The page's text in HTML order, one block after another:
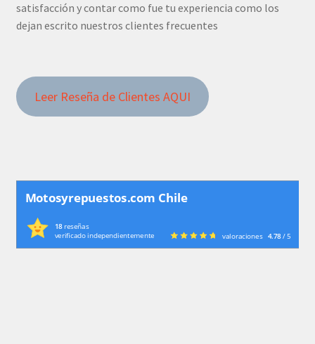
satisfacción y contar como fue tu experiencia como los
dejan escrito nuestros clientes frecuentes
Leer Reseña de Clientes AQUI
Motosyrepuestos.com Chile
18reseñas
verificado independientemente
valoraciones 4.78/ 5